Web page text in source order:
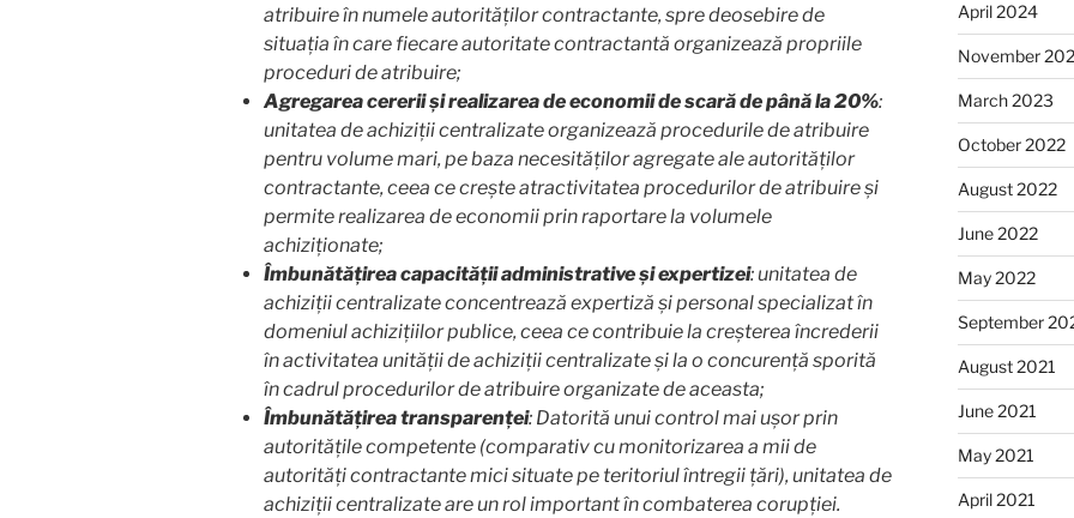
atribuire în numele autorităților contractante, spre deosebire de
situația în care fiecare autoritate contractantă organizează propriile
proceduri de atribuire;
Agregarea cererii și realizarea de economii de scară de până la 20%:
unitatea de achiziții centralizate organizează procedurile de atribuire
pentru volume mari, pe baza necesităților agregate ale autorităților
contractante, ceea ce crește atractivitatea procedurilor de atribuire și
permite realizarea de economii prin raportare la volumele
achiziționate;
Îmbunătățirea capacității administrative și expertizei: unitatea de
achiziții centralizate concentrează expertiză și personal specializat în
domeniul achizițiilor publice, ceea ce contribuie la creșterea încrederii
în activitatea unității de achiziții centralizate și la o concurență sporită
în cadrul procedurilor de atribuire organizate de aceasta;
Îmbunătățirea transparenței: Datorită unui control mai ușor prin
autoritățile competente (comparativ cu monitorizarea a mii de
autorități contractante mici situate pe teritoriul întregii țări), unitatea de
achiziții centralizate are un rol important în combaterea corupției.
April 2024
November
March 2023
October 2022
August 2022
June 2022
May 2022
September
August 2021
June 2021
May 2021
April 2021